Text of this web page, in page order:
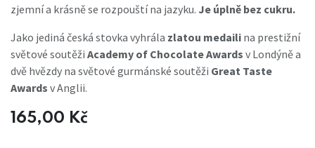
zjemní a krásně se rozpouští na jazyku. Je úplně bez cukru.
Jako jediná česká stovka vyhrála zlatou medaili na prestižní
světové soutěži Academy of Chocolate Awards v Londýně a
dvě hvězdy na světové gurmánské soutěži Great Taste
Awards v Anglii.
165,00 Kč